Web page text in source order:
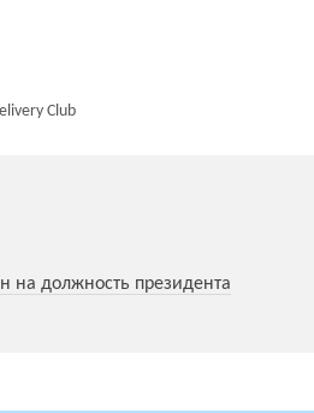
Club
на должность президента